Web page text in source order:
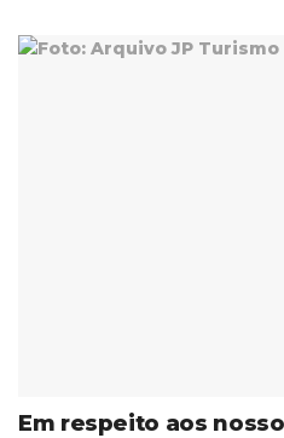
Em respeito aos